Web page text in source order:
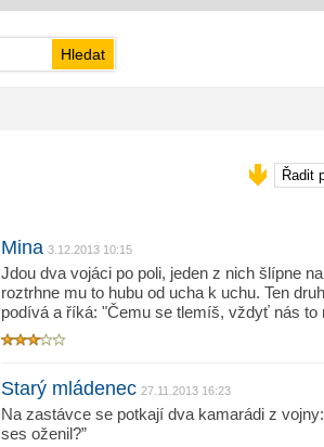
Mina 3.12.2013 10:15
Jdou dva vojáci po poli, jeden z nich šlípne
roztrhne mu to hubu od ucha k uchu. Ten
podívá a říká: "Čemu se tlemíš, vždyť nás to
Starý mládenec 27.11.2013 16:23
Na zastávce se potkají dva kamarádi z vojny:
ses oženil?”